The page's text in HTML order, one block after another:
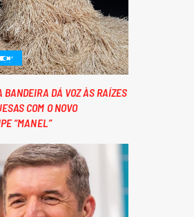
BANDEIRA DÁ VOZ ÀS RAÍZES
COM O NOVO
“MANEL”